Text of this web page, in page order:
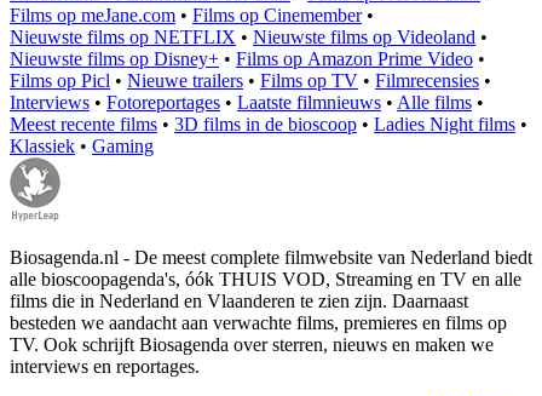
Films op meJane.com • Films op Cinemember•
Nieuwste films op NETFLIX • Nieuwste films op Videoland •
Nieuwste films op Disney+ • Films op Amazon Prime Video •
Films op Picl • Nieuwe trailers • Films op TV • Filmrecensies •
Interviews • Fotoreportages • Laatste filmnieuws • Alle films •
Meest recente films • 3D films in de bioscoop • Ladies Night films •
Klassiek • Gaming
Biosagenda.nl - De meest complete filmwebsite van Nederland biedt
alle bioscoopagenda's, óók THUIS VOD, Streaming en TV en alle
films die in Nederland en Vlaanderen te zien zijn. Daarnaast
besteden we aandacht aan verwachte films, premieres en films op
TV. Ook schrijft Biosagenda over sterren, nieuws en maken we
interviews en reportages.